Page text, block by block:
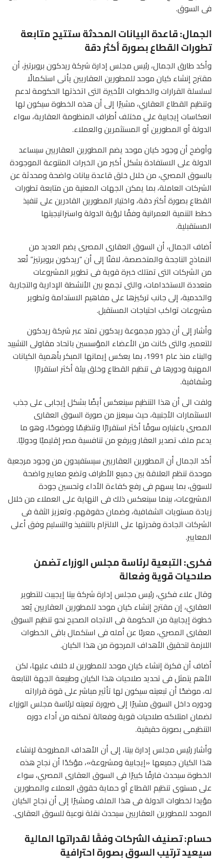
فى السوق.
الجمال: قاعدة البيانات المحدثة ستتيح متابعة
تطورات القطاع بصورة أكثر دقة
وأكد طارق الجمال، رئيس مجلس إدارة شركة ريدكون بروبرتيز، أن
مقترح إنشاء كيان موحد للمطورين العقاريين يأتى استكمالًا
لسلسلة القرارات والخطوات الأخيرة التى اتخذتها الحكومة لدعم
وتنظيم القطاع العقاري، مشيرًا إلى أن هذه الخطوة سيكون لها
انعكاسات إيجابية على مختلف أطراف المنظومة العقارية، سواء
الدولة أو المطورين أو المستثمرين والعملاء.
وأوضح أن وجود كيان موحد يضم المطورين العقاريين سيساعد
الدولة على الاستفادة بشكل أكبر من الخبرات المتنوعة الموجودة
بالسوق المصري، من خلال خلق قاعدة بيانات واضحة ومحدثة عن
الشركات العاملة، بما يمكن الجهات المعنية من متابعة تطورات
القطاع بصورة أكثر دقة، واختيار المطورين القادرين على تنفيذ
خطط التنمية العمرانية وفقًا لرؤية الدولة واستراتيجيتها
المستقبلية.
أضاف الجمال، أن السوق العقارى المصرى يضم العديد من
النماذج الناجحة والمتخصصة، لافتًا إلى أن “ريدكون بروبرتيز” تُعد
من الشركات التى تمتلك خبرة قوية فى تطوير المشروعات
متعددة الاستخدامات، والتى تجمع بين الأنشطة الإدارية والتجارية
والخدمية، إلى جانب تركيزها على مفاهيم الاستدامة وتطوير
مشروعات تواكب احتياجات المستقبل.
وأشار إلى أن جذور مجموعة ريدكون تمتد عبر شركة ريدكون
للتعمير، والتى كانت من الأعضاء المؤسسين باتحاد مقاولى التشييد
والبناء منذ عام 1991، بما يعكس إيمانها المبكر بأهمية الكيانات
المهنية ودورها فى تنظيم القطاع وخلق بيئة أكثر استقرارًا
وشفافية.
ولفت الى أن هذا التنظيم سينعكس أيضًا بشكل إيجابى على جذب
الاستثمارات الأجنبية، حيث سيعزز من صورة السوق العقارى
المصرى باعتباره سوقًا أكثر استقرارًا وتنظيمًا ووضوحًا، وهو ما
يدعم ملف تصدير العقار ويرفع من تنافسية مصر إقليميًا ودوليًا.
أكد الجمال أن المطورين العقاريين سيستفيدون من وجود مرجعية
موحدة تنظم العلاقة بين جميع الأطراف وتضع معايير واضحة
للسوق، بما يسهم فى رفع كفاءة الأداء وتحسين جودة
المشروعات، بينما سينعكس ذلك فى النهاية على العملاء من خلال
زيادة مستويات الشفافية، وضمان حقوقهم، وتعزيز الثقة فى
الشركات الجادة وقدرتها على الالتزام بالتنفيذ والتسليم وفق أعلى
المعايير.
فكرى: التبعية لرئاسة مجلس الوزراء تضمن
صلاحيات قوية وفعالة
وقال علاء فكري، رئيس مجلس إدارة شركة بيتا إيجيبت للتطوير
العقاري، إن مقترح إنشاء كيان موحد للمطورين العقاريين يُعد
خطوة إيجابية من الحكومة فى الاتجاه الصحيح نحو تنظيم السوق
العقارى المصري، معربًا عن أمله فى استكمال باقى الخطوات
اللازمة لتحقيق الأهداف المرجوة من هذا الكيان.
أضاف أن فكرة إنشاء كيان موحد للمطورين لا خلاف عليها، لكن
الأهم يتمثل فى تحديد صلاحيات هذا الكيان وطبيعة الجهة التابعة
له، موضحًا أن تبعيته سيكون لها تأثير مباشر على قوة قراراته
ودوره داخل السوق مشيرًا إلى ضرورة تبعيته لرئاسة مجلس الوزراء
لضمان امتلاكه صلاحيات قوية وفعالة تمكنه من أداء دوره
التنظيمى بصورة حقيقية.
وأشار رئيس مجلس إدارة بيتا، إلى أن الأهداف المطروحة لإنشاء
هذا الكيان جميعها «إيجابية ومشروعة»، مؤكدًا أن نجاح هذه
الخطوة سيحدث فارقًا كبيرًا فى السوق العقارى المصري، سواء
على مستوى تنظيم القطاع أو حماية حقوق العملاء والمطورين
مؤيدا لخطوات الدولة فى هذا الملف ومشيرًا إلى أن نجاح الكيان
الموحد للمطورين العقاريين سيحدث نقلة نوعية للسوق العقارى.
حسام: تصنيف الشركات وفقًا لقدراتها المالية
سيعيد ترتيب السوق بصورة احترافية